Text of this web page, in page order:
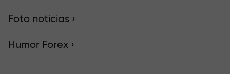
Foto noticias ›
Humor Forex ›